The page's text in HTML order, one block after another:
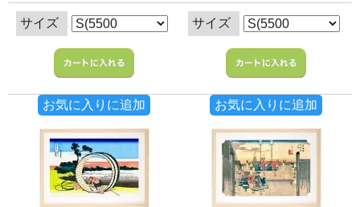
サイズ
お気に入りに追加
サイズ
お気に入りに追加